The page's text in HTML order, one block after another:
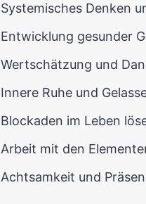
Systemisches Denken
Entwicklung gesunder
Wertschätzung und
Innere Ruhe und
Blockaden im Leben
Arbeit mit den
Achtsamkeit und